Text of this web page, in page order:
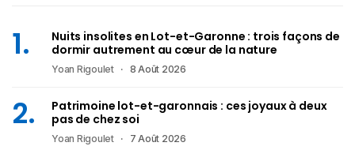
Nuits insolites en Lot-et-Garonne : trois façons de
dormir autrement au cœur de la nature
Yoan Rigoulet 8 Août 2026
Patrimoine lot-et-garonnais : ces joyaux à deux
pas de chez soi
Yoan Rigoulet 7 Août 2026